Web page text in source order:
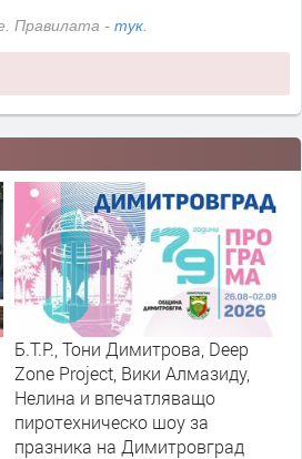
Правилата - тук
Б.Т.Р., Тони Димитрова, Deep
Zone Project, Вики Алмазиду,
Нелина и впечатляващо
пиротехническо шоу за
празника на Димитровград